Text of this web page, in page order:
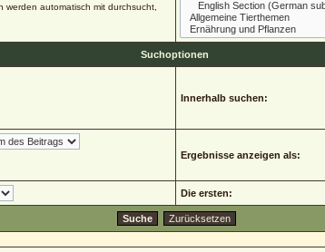
automatisch mit durchsucht,
Suchoptionen
Innerhalb suchen:
Ergebnisse anzeigen als:
Die ersten: